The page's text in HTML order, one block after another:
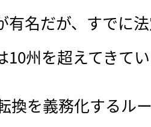
有名だが、すでに
10州を超えてきて
換を義務化するル